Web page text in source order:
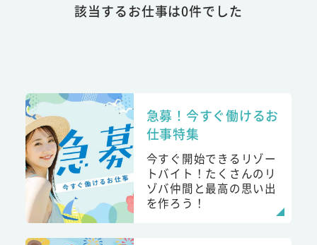
該当するお仕事は0件でした
急募！今すぐ働けるお
仕事特集
今すぐ開始できるリゾー
トバイト！たくさんのリ
ゾバ仲間と最高の思い出
を作ろう！